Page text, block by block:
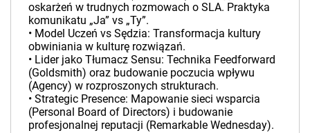
oskarżeń w trudnych rozmowach o SLA. Praktyka
komunikatu „Ja” vs „Ty”.
• Model Uczeń vs Sędzia: Transformacja kultury
obwiniania w kulturę rozwiązań.
• Lider jako Tłumacz Sensu: Technika Feedforward
(Goldsmith) oraz budowanie poczucia wpływu
(Agency) w rozproszonych strukturach.
• Strategic Presence: Mapowanie sieci wsparcia
(Personal Board of Directors) i budowanie
profesjonalnej reputacji (Remarkable Wednesday).